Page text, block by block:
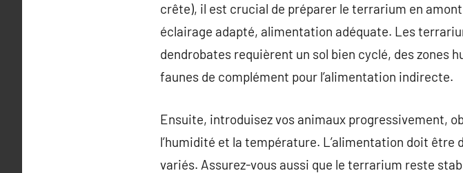
crête), il est crucial de préparer le terrarium en
éclairage adapté, alimentation adéquate. Les
dendrobates requièrent un sol bien cyclé, des zones
faunes de complément pour l’alimentation indirecte.
Ensuite, introduisez vos animaux progressivement,
l’humidité et la température. L’alimentation doit
variés. Assurez-vous aussi que le terrarium reste